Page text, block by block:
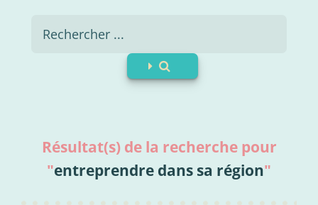
Résultat(s) de la recherche pour
"entreprendre dans sa région"